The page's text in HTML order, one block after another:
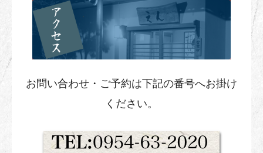
お問い合わせ・ご予約は下記の番号へお掛け
ください。